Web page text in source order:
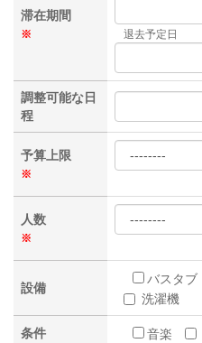
滞在期間
※ 退去予定日
調整可能な日
程
予算上限
※
人数
※
設備
バスタブ
洗濯機
条件 音楽